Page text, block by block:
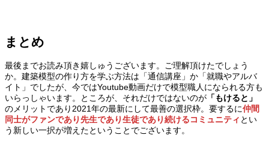
まとめ
最後までお読み頂き嬉しゅうございます。ご理解頂けたでしょう
か。建築模型の作り方を学ぶ方法は「通信講座」か「就職やアルバ
イト」でしたが、今ではYoutube動画だけで模型職人になられる方も
いらっしゃいます。ところが、それだけではないのが 「もけると」
のメリットであり2021年の最新にして最善の選択枠。要するに仲間
同士がファンであり先生であり生徒であり続けるコミュニティ とい
う新しい一択が増えたということでございます。